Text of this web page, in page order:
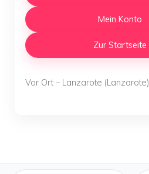
Mein Konto
Zur Startseite
Vor Ort – Lanzarote (Lanzarote)